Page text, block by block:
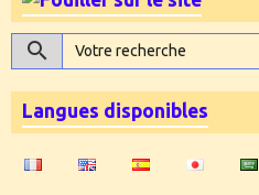
Langues disponibles